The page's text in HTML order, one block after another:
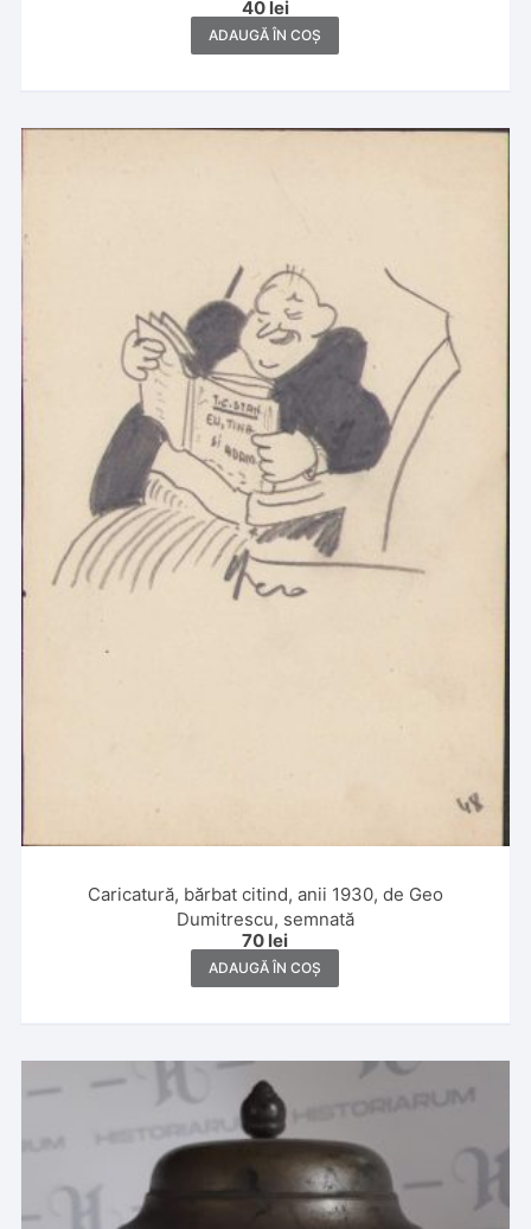
40 lei
ADAUGĂ ÎN COȘ
Caricatură, bărbat citind, anii 1930, de Geo
Dumitrescu, semnată
70 lei
ADAUGĂ ÎN COȘ